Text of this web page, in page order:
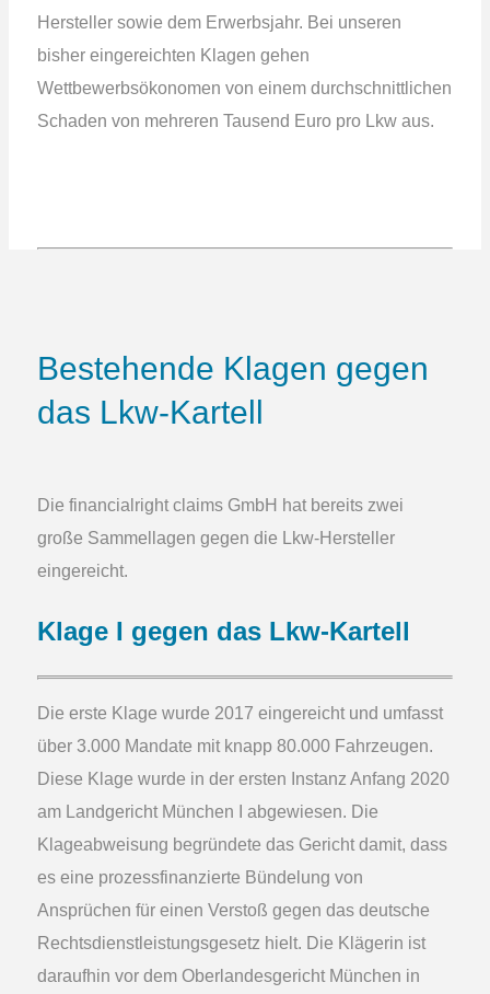
Hersteller sowie dem Erwerbsjahr. Bei unseren
bisher eingereichten Klagen gehen
Wettbewerbsökonomen von einem durchschnittlichen
Schaden von mehreren Tausend Euro pro Lkw aus.
Bestehende Klagen gegen
das Lkw-Kartell
Die financialright claims GmbH hat bereits zwei
große Sammellagen gegen die Lkw-Hersteller
eingereicht.
Klage I gegen das Lkw-Kartell
Die erste Klage wurde 2017 eingereicht und umfasst
über 3.000 Mandate mit knapp 80.000 Fahrzeugen.
Diese Klage wurde in der ersten Instanz Anfang 2020
am Landgericht München I abgewiesen. Die
Klageabweisung begründete das Gericht damit, dass
es eine prozessfinanzierte Bündelung von
Ansprüchen für einen Verstoß gegen das deutsche
Rechtsdienstleistungsgesetz hielt. Die Klägerin ist
daraufhin vor dem Oberlandesgericht München in